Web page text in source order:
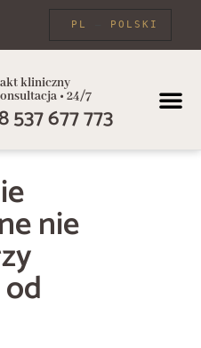
POLSKI
PL
kliniczny
• 24/7
537 677 773
nie